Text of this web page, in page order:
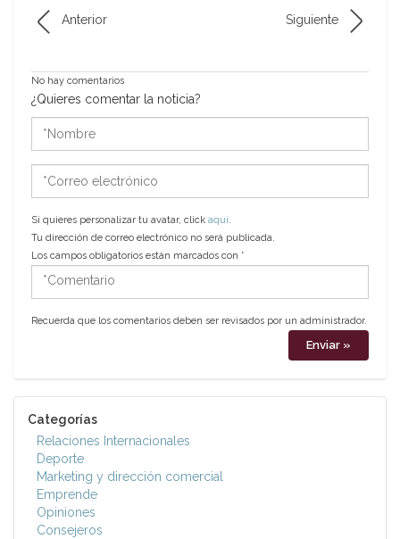
Anterior Siguiente
No hay comentarios
¿Quieres comentar la noticia?
*Nombre
*Correo
electrónico
Si quieres personalizar tu avatar, click aquí.
Tu dirección de correo electrónico no será publicada.
Los campos obligatorios están marcados con *
*Comentario
Recuerda que los comentarios deben ser revisados por un administrador.
Categorías
Relaciones Internacionales
Deporte
Marketing y dirección comercial
Emprende
Opiniones
Consejeros